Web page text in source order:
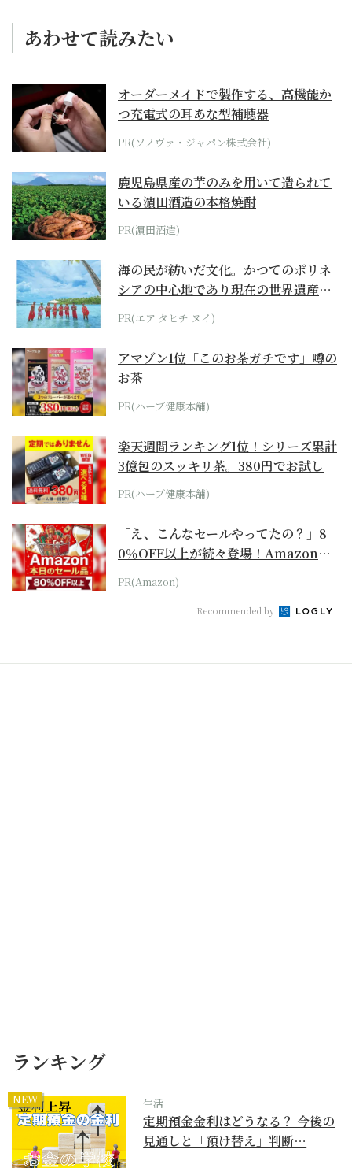
あわせて読みたい
オーダーメイドで製作する、高機能か
つ充電式の耳あな型補聴器
PR(ソノヴァ・ジャパン株式会社)
鹿児島県産の芋のみを用いて造られて
いる濵田酒造の本格焼酎
PR(濵田酒造)
海の民が紡いだ文化。かつてのポリネ
シアの中心地であり現在の世界遺産か
らみえてくる...
PR(エア タヒチ ヌイ)
アマゾン1位「このお茶ガチです」噂の
お茶
PR(ハーブ健康本舗)
楽天週間ランキング1位！シリーズ累計
3億包のスッキリ茶。380円でお試し
PR(ハーブ健康本舗)
「え、こんなセールやってたの？」8
0％OFF以上が続々登場！Amazonの
本気が...
PR(Amazon)
Recommended by
ランキング
NEW 生活
定期預金金利はどうなる？ 今後の
見通しと「預け替え」判断…